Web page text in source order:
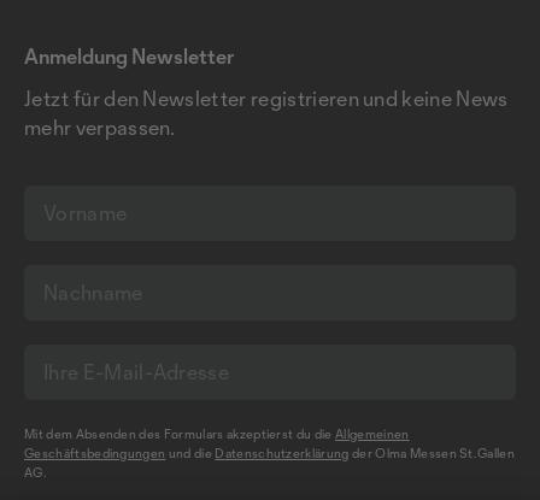
Anmeldung Newsletter
Jetzt für den Newsletter registrieren und keine News
mehr verpassen.
Mit dem Absenden des Formulars akzeptierst du dieAllgemeinen
Geschäftsbedingungen und die Datenschutzerklärung der Olma Messen St.Gallen
AG.